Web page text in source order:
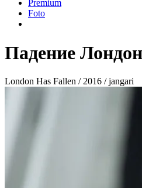
Premium
Foto
Падение
London Has Fallen / 2016 / jangari